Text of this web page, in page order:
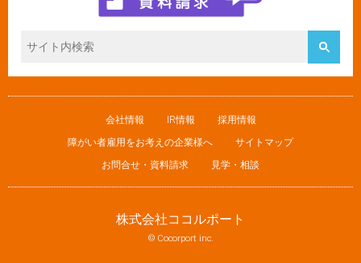
会社情報 IR情報
採用情報
障がい者雇用をお考えの企業様へ
サイトマップ
お問合せ・資料請求
見学・相談
株式会社ココルポート
© Cocorport inc.